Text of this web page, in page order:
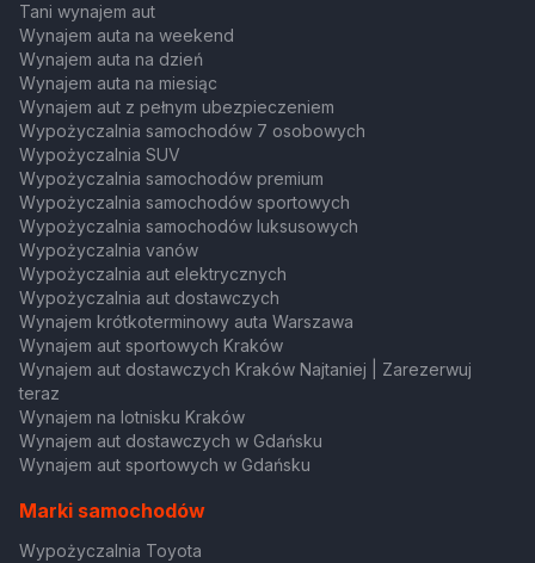
Tani wynajem aut
Wynajem auta na weekend
Wynajem auta na dzień
Wynajem auta na miesiąc
Wynajem aut z pełnym ubezpieczeniem
Wypożyczalnia samochodów 7 osobowych
Wypożyczalnia SUV
Wypożyczalnia samochodów premium
Wypożyczalnia samochodów sportowych
Wypożyczalnia samochodów luksusowych
Wypożyczalnia vanów
Wypożyczalnia aut elektrycznych
Wypożyczalnia aut dostawczych
Wynajem krótkoterminowy auta Warszawa
Wynajem aut sportowych Kraków
Wynajem aut dostawczych Kraków Najtaniej | Zarezerwuj
teraz
Wynajem na lotnisku Kraków
Wynajem aut dostawczych w Gdańsku
Wynajem aut sportowych w Gdańsku
Marki samochodów
Wypożyczalnia Toyota